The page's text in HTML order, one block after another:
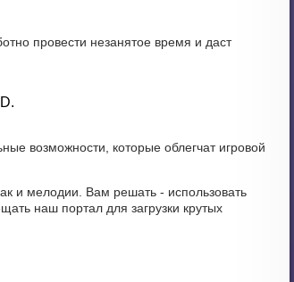
провести незанятое время и даст
возможности, которые облегчат игровой
и мелодии. Вам решать - использовать
наш портал для загрузки крутых